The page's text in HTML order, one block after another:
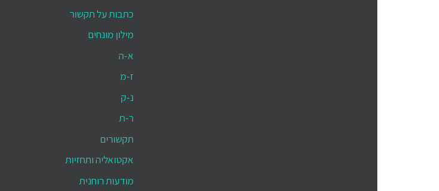
כתבות על תקשור
מילון מונחים
א-ה
ז-מ
נ-ק
ר-ת
תקשורים
אקטואליה ותחזיות
מודעות רוחנית